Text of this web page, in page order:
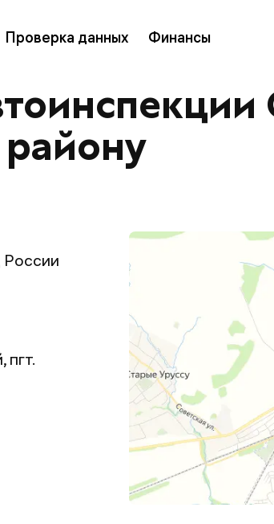
Проверка данных Финансы
пгт.